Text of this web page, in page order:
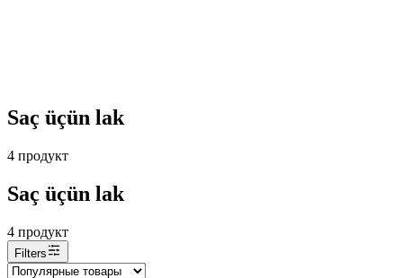
Saç üçün lak
4 продукт
Saç üçün lak
4 продукт
Filters